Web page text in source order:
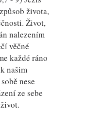
života,
Život,
nalezením
věčné
každé ráno
našim
nese
ze sebe